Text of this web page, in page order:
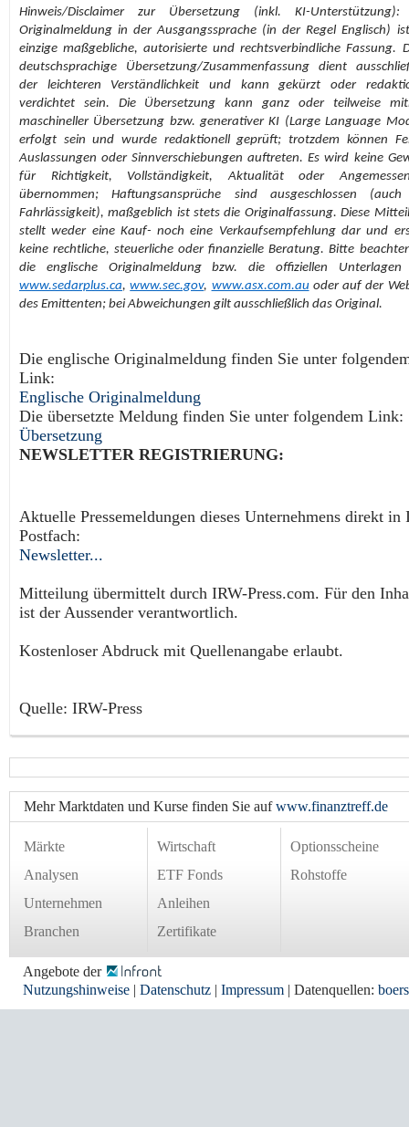
Hinweis/Disclaimer zur Übersetzung (inkl. KI-Unterstützung):
Originalmeldung in der Ausgangssprache (in der Regel Englisch)
einzige maßgebliche, autorisierte und rechtsverbindliche Fassung.
deutschsprachige Übersetzung/Zusammenfassung dient
der leichteren Verständlichkeit und kann gekürzt oder
verdichtet sein. Die Übersetzung kann ganz oder teilweise
maschineller Übersetzung bzw. generativer KI (Large Language
erfolgt sein und wurde redaktionell geprüft; trotzdem können
Auslassungen oder Sinnverschiebungen auftreten. Es wird keine
für Richtigkeit, Vollständigkeit, Aktualität oder
übernommen; Haftungsansprüche sind ausgeschlossen
Fahrlässigkeit), maßgeblich ist stets die Originalfassung. Diese
stellt weder eine Kauf- noch eine Verkaufsempfehlung dar und
keine rechtliche, steuerliche oder finanzielle Beratung. Bitte
die englische Originalmeldung bzw. die offiziellen
www.sedarplus.ca,www.sec.gov, www.asx.com.au oder auf der
des Emittenten; bei Abweichungen gilt ausschließlich das Original.
Die englische Originalmeldung finden Sie unter
Link:
Englische Originalmeldung
Die übersetzte Meldung finden Sie unter folgendem Link:
Übersetzung
NEWSLETTER REGISTRIERUNG:
Aktuelle Pressemeldungen dieses Unternehmens direkt in
Postfach:
Newsletter...
Mitteilung übermittelt durch IRW-Press.com. Für den
ist der Aussender verantwortlich.
Kostenloser Abdruck mit Quellenangabe erlaubt.
Quelle: IRW-Press
Mehr Marktdaten und Kurse finden Sie aufwww.finanztreff.de
Märkte
Analysen
Unternehmen
Branchen
Wirtschaft
ETF Fonds
Anleihen
Zertifikate
Optionsscheine
Rohstoffe
Angebote der
Nutzungshinweise | Datenschutz | Impressum | Datenquellen: